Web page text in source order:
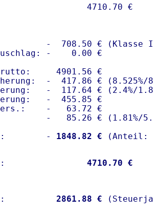
-  708.50 € (Klasse I)
-    0.00 €
4901.56 €
-  417.86 € (8.525%/
-  117.64 € (2.4%/
-  455.85 €
-   63.72 €
-   85.26 € ( 1.81%/
-
1848.82 €
Brutto: 4710.70 €
2861.88 €